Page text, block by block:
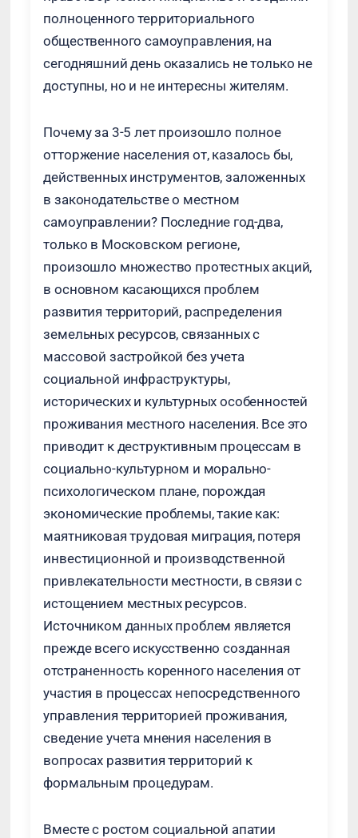
полноценного территориального
общественного самоуправления, на
сегодняшний день оказались не только не
доступны, но и не интересны жителям.
Почему за 3-5 лет произошло полное
отторжение населения от, казалось бы,
действенных инструментов, заложенных
в законодательстве о местном
самоуправлении? Последние год-два,
только в Московском регионе,
произошло множество протестных акций,
в основном касающихся проблем
развития территорий, распределения
земельных ресурсов, связанных с
массовой застройкой без учета
социальной инфраструктуры,
исторических и культурных особенностей
проживания местного населения. Все это
приводит к деструктивным процессам в
социально-культурном и морально-
психологическом плане, порождая
экономические проблемы, такие как:
маятниковая трудовая миграция, потеря
инвестиционной и производственной
привлекательности местности, в связи с
истощением местных ресурсов.
Источником данных проблем является
прежде всего искусственно созданная
отстраненность коренного населения от
участия в процессах непосредственного
управления территорией проживания,
сведение учета мнения населения в
вопросах развития территорий к
формальным процедурам.
Вместе с ростом социальной апатии